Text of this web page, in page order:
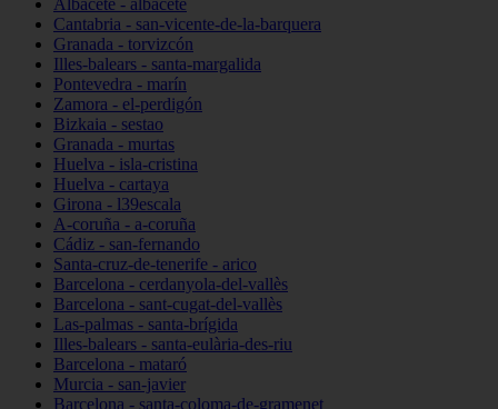
Albacete - albacete
Cantabria - san-vicente-de-la-barquera
Granada - torvizcón
Illes-balears - santa-margalida
Pontevedra - marín
Zamora - el-perdigón
Bizkaia - sestao
Granada - murtas
Huelva - isla-cristina
Huelva - cartaya
Girona - l39escala
A-coruña - a-coruña
Cádiz - san-fernando
Santa-cruz-de-tenerife - arico
Barcelona - cerdanyola-del-vallès
Barcelona - sant-cugat-del-vallès
Las-palmas - santa-brígida
Illes-balears - santa-eulària-des-riu
Barcelona - mataró
Murcia - san-javier
Barcelona - santa-coloma-de-gramenet